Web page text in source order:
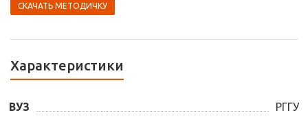
СКАЧАТЬ МЕТОДИЧКУ
Характеристики
ВУЗ
РГГУ